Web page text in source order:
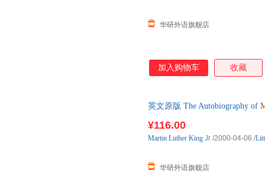
华研外语旗舰店
加入购物车 收藏
英文原版 The Autobiography of
¥116.00
华研外语旗舰店
Martin Luther King Jr /2000-04-06 /